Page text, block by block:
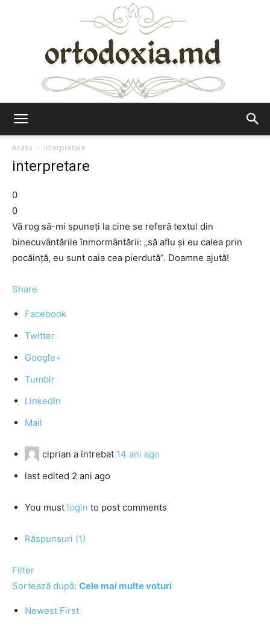
Acasă
interpretare
interpretare
0
0
Vă rog să-mi spuneţi la cine se referă textul din
binecuvântările înmormântării: „să aflu şi eu calea prin
pocăinţă, eu sunt oaia cea pierdută”. Doamne ajută!
Share
Facebook
Twitter
Google+
Tumblr
LinkedIn
Mail
ciprian a întrebat 14 ani ago
last edited 2 ani ago
You must login to post comments
Răspunsuri (1)
Filter
Sortează după: Cele mai multe voturi
Newest First